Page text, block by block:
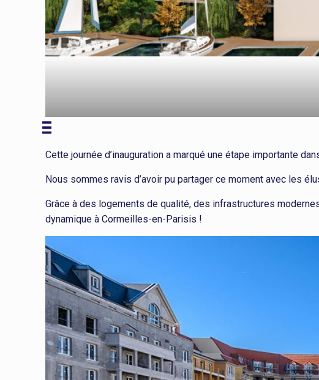
Cette journée d’inauguration a marqué une étape importante
Nous sommes ravis d’avoir pu partager ce moment avec les
Grâce à des logements de qualité, des infrastructures
dynamique à Cormeilles-en-Parisis !